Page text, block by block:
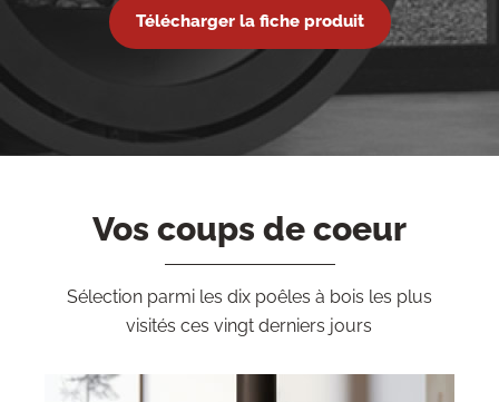
Télécharger la fiche produit
Vos coups de coeur
Sélection parmi les dix poêles à bois les plus
visités ces vingt derniers jours